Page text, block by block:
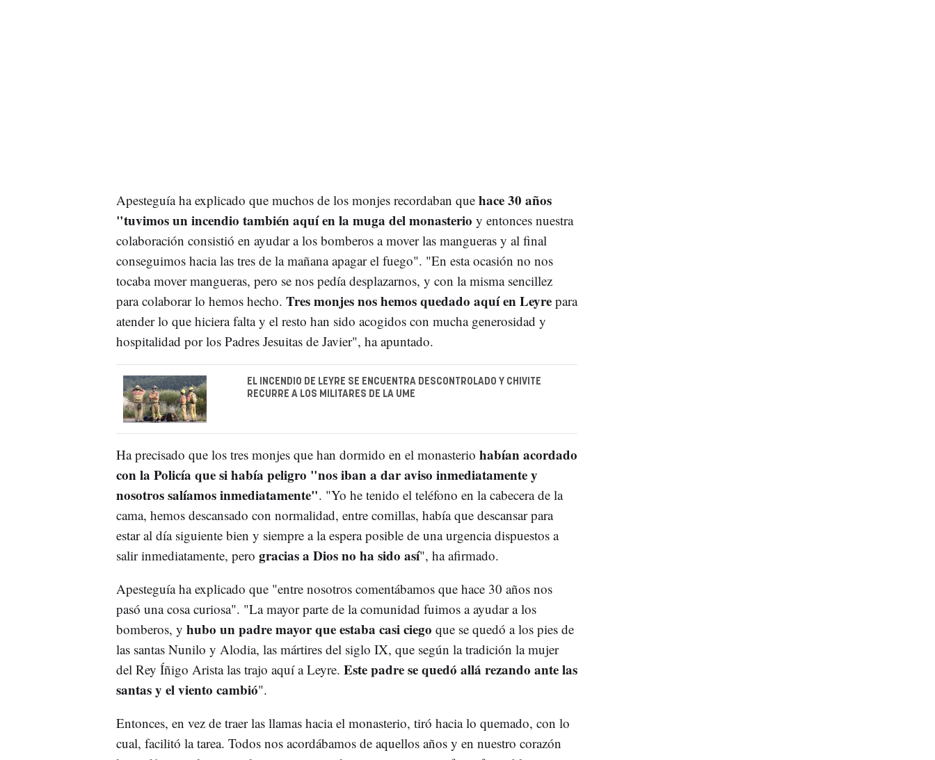
Apesteguía ha explicado que muchos de los monjes recordaban quehace 30 años
"tuvimos un incendio también aquí en la muga del monasterio y entonces nuestra
colaboración consistió en ayudar a los bomberos a mover las mangueras y al final
conseguimos hacia las tres de la mañana apagar el fuego". "En esta ocasión no nos
tocaba mover mangueras, pero se nos pedía desplazarnos, y con la misma sencillez
para colaborar lo hemos hecho. Tres monjes nos hemos quedado aquí en Leyrepara
atender lo que hiciera falta y el resto han sido acogidos con mucha generosidad y
hospitalidad por los Padres Jesuitas de Javier", ha apuntado.
EL INCENDIO DE LEYRE SE ENCUENTRA DESCONTROLADO Y CHIVITE
RECURRE A LOS MILITARES DE LA UME
Ha precisado que los tres monjes que han dormido en el monasterio habían acordado
con la Policía que si había peligro "nos iban a dar aviso inmediatamente y
nosotros salíamos inmediatamente". "Yo he tenido el teléfono en la cabecera de la
cama, hemos descansado con normalidad, entre comillas, había que descansar para
estar al día siguiente bien y siempre a la espera posible de una urgencia dispuestos a
salir inmediatamente, pero gracias a Dios no ha sido así", ha afirmado.
Apesteguía ha explicado que "entre nosotros comentábamos que hace 30 años nos
pasó una cosa curiosa". "La mayor parte de la comunidad fuimos a ayudar a los
bomberos, y hubo un padre mayor que estaba casi ciego que se quedó a los pies de
las santas Nunilo y Alodia, las mártires del siglo IX, que según la tradición la mujer
del Rey Íñigo Arista las trajo aquí a Leyre. Este padre se quedó allá rezando ante las
santas y el viento cambió".
Entonces, en vez de traer las llamas hacia el monasterio, tiró hacia lo quemado, con lo
cual, facilitó la tarea. Todos nos acordábamos de aquellos años y en nuestro corazón